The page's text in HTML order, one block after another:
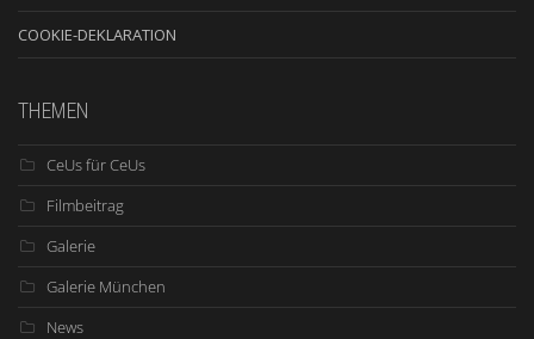
COOKIE-DEKLARATION
THEMEN
CeUs für CeUs
Filmbeitrag
Galerie
Galerie München
News